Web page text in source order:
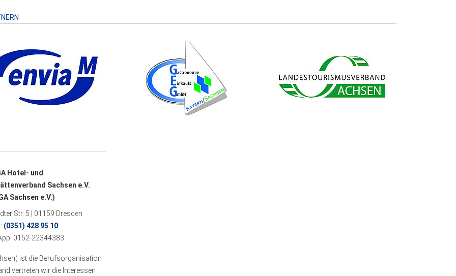
Hotel- und
Sachsen e.V.
Sachsen e.V.)
Str. 5 | 01159 Dresden
(0351) 428 95 10
0152-22344383
ist die Berufsorganisation
vertreten wir die Interessen